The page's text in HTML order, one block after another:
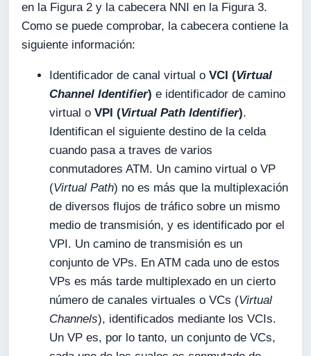
en la Figura 2 y la cabecera NNI en la Figura 3.
Como se puede comprobar, la cabecera contiene la
siguiente información:
Identificador de canal virtual oVCI (Virtual
Channel Identifier) e identificador de camino
virtual oVPI (Virtual Path Identifier).
Identifican el siguiente destino de la celda
cuando pasa a traves de varios
conmutadores ATM. Un camino virtual o VP
(Virtual Path) no es más que la multiplexación
de diversos flujos de tráfico sobre un mismo
medio de transmisión, y es identificado por el
VPI. Un camino de transmisión es un
conjunto de VPs. En ATM cada uno de estos
VPs es más tarde multiplexado en un cierto
número de canales virtuales o VCs (Virtual
Channels), identificados mediante los VCIs.
Un VP es, por lo tanto, un conjunto de VCs,